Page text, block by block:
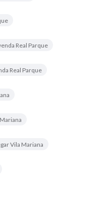
Real Parque
Real Parque
Vila Mariana